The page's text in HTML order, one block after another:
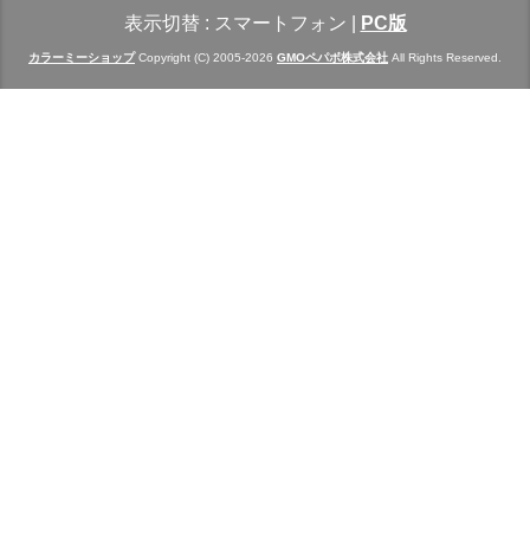
表示切替 : スマートフォン PC版
カラーミーショップCopyright (C) 2005-2026 GMOペパボ株式会社 All Rights Reserved.